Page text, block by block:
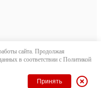
данных
в Medafarm Studio
сайта. Продолжая
в соответствии с Политикой
Принять